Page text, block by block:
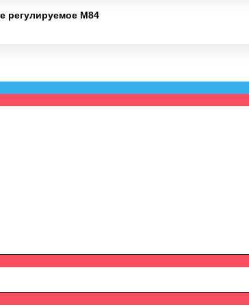
регулируемое M84